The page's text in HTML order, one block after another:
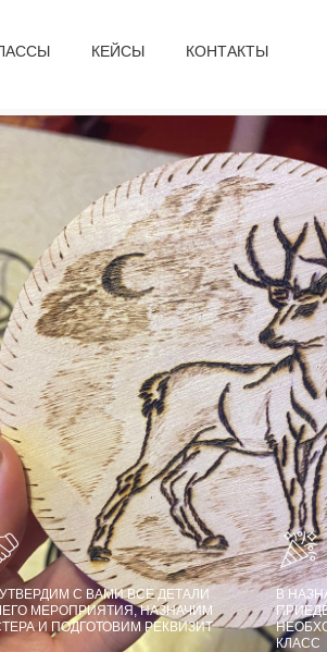
КЕЙСЫ КОНТАКТЫ
С ВАМИ ВСЕ ДЕТАЛИ
МЕРОПРИЯТИЯ, НАЗНАЧИМ
И ПОДГОТОВИМ РЕКВИЗИТ
В
КЛАСС